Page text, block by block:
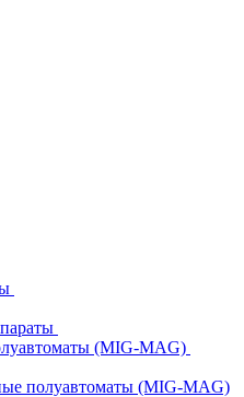
(MIG-MAG)
полуавтоматы (MIG-MAG)